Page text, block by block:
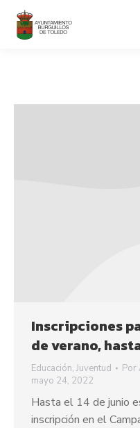
contenido
Inscripciones
de verano,
Educación, Juventud Por
mayo 24, 2022
Hasta el 14 de junio
inscripción en el